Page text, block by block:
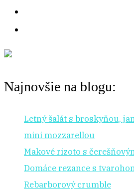
Najnovšie na blogu:
Letný šalát s broskyňou,
mini mozzarellou
Makové rizoto s
Domáce rezance s
Rebarborový crumble